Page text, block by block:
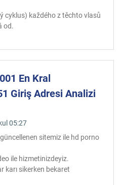
cyklus) každého z těchto vlasů
od.
En Kral
Giriş Adresi Analizi
05:27
sitemiz ile hd porno
ile hizmetinizdeyiz.
karı sikerken bekaret